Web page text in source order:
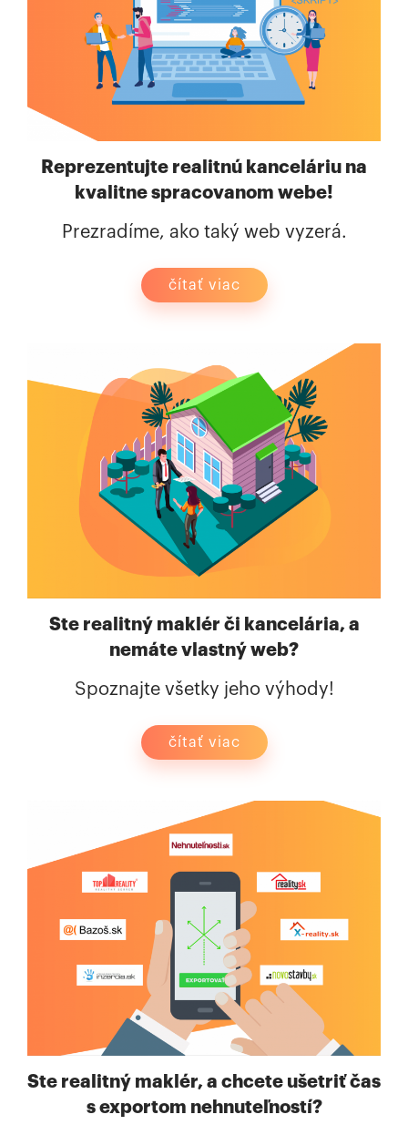
Reprezentujte realitnú kanceláriu na
kvalitne spracovanom webe!
Prezradíme, ako taký web vyzerá.
čítať viac
Ste realitný maklér či kancelária, a
nemáte vlastný web?
Spoznajte všetky jeho výhody!
čítať viac
Ste realitný maklér, a chcete ušetriť čas
s exportom nehnuteľností?